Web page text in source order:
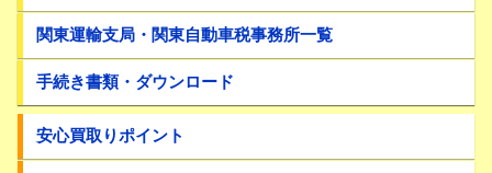
関東運輸支局・関東自動車税事務所一覧
手続き書類・ダウンロード
安心買取りポイント